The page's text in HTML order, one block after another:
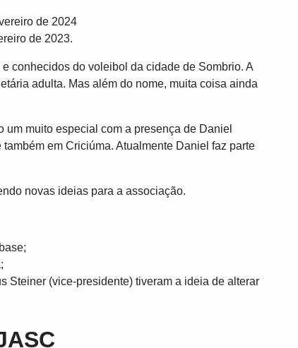
de 2023.
conhecidos do voleibol da cidade de Sombrio. A
adulta. Mas além do nome, muita coisa ainda
muito especial com a presença de Daniel
em Criciúma. Atualmente Daniel faz parte
novas ideias para a associação.
Steiner (vice-presidente) tiveram a ideia de alterar